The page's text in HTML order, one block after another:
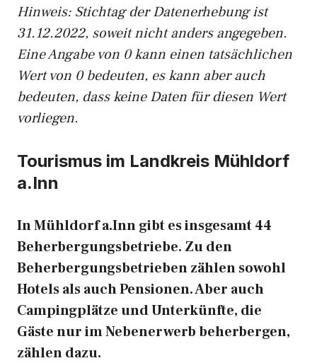
Hinweis: Stichtag der Datenerhebung ist
31.12.2022, soweit nicht anders angegeben.
Eine Angabe von 0 kann einen tatsächlichen
Wert von 0 bedeuten, es kann aber auch
bedeuten, dass keine Daten für diesen Wert
vorliegen.
Tourismus im Landkreis Mühldorf
a.Inn
In Mühldorf a.Inn gibt es insgesamt 44
Beherbergungsbetriebe. Zu den
Beherbergungsbetrieben zählen sowohl
Hotels als auch Pensionen. Aber auch
Campingplätze und Unterkünfte, die
Gäste nur im Nebenerwerb beherbergen,
zählen dazu.